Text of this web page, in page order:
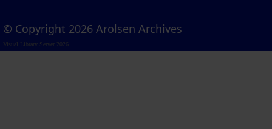
© Copyright 2026 Arolsen Archives
Visual Library Server 2026